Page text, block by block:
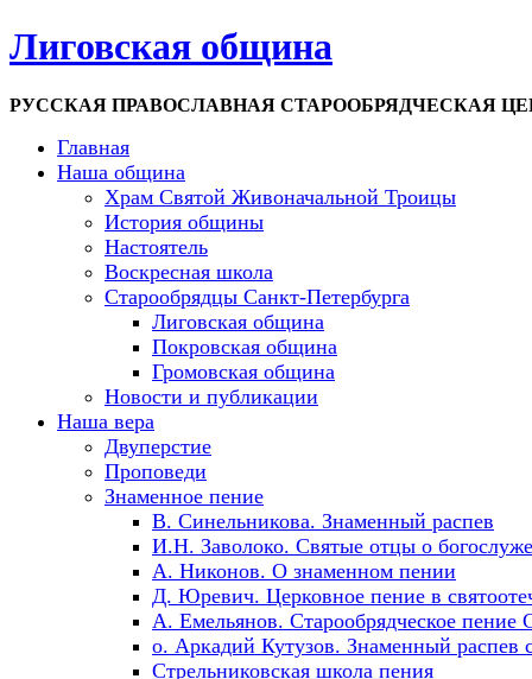
Лиговская община
РУССКАЯ ПРАВОСЛАВНАЯ СТАРООБРЯДЧЕСКАЯ
Главная
Наша община
Храм Святой Живоначальной Троицы
История общины
Настоятель
Воскресная школа
Старообрядцы Санкт-Петербурга
Лиговская община
Покровская община
Громовская община
Новости и публикации
Наша вера
Двуперстие
Проповеди
Знаменное пение
В. Синельникова. Знаменный распев
И.Н. Заволоко. Святые отцы о
А. Никонов. О знаменном пении
Д. Юревич. Церковное пение в
А. Емельянов. Старообрядческое пение
о. Аркадий Кутузов. Знаменный распев
Стрельниковская школа пения